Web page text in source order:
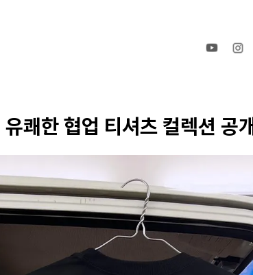
쾌한 협업 티셔츠 컬렉션 공개